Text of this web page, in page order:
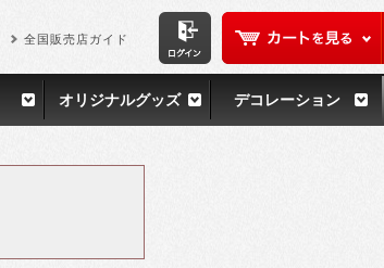
全国販売店ガイド
オリジナルグッズ デコレーション